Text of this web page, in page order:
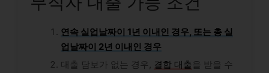
연속 실업날짜이 1년 이내인 경우, 또는 총 실
업날짜이 2년 이내인 경우
대출 담보가 없는 경우, 결합 대출을 받을 수